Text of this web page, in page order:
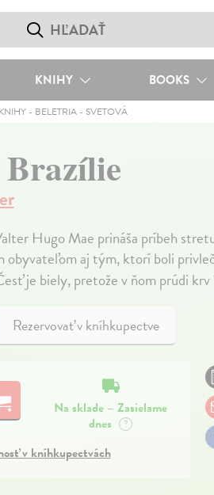
KNIHY BOOKS
KNIHY - BELETRIA - SVETOVÁ
Hugo Mae prináša príbeh
obyvateľom aj tým, ktorí boli
je biely, pretože v ňom prúdi
Rezervovať v kníhkupectve
Na sklade – Zasielame
dnes
?
v kníhkupectvách